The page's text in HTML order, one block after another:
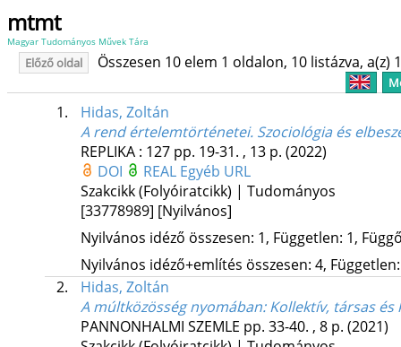
mtmt
Magyar Tudományos Művek Tára
Előző oldal Összesen 10 elem 1 oldalon, 10 listázva, a(z)
1.
Hidas, Zoltán
A rend értelemtörténetei. Szociológia és
REPLIKA : 127 pp. 19-31. , 13 p. (2022)
DOI
REAL Egyéb URL
Szakcikk (Folyóiratcikk) | Tudományos
[33778989] [Nyilvános]
Nyilvános idéző összesen: 1, Független: 1,
Nyilvános idéző+említés összesen: 4,
2.
Hidas, Zoltán
A múltközösség nyomában: Kollektív, társas
PANNONHALMI SZEMLE pp. 33-40. , 8 p. (2021)